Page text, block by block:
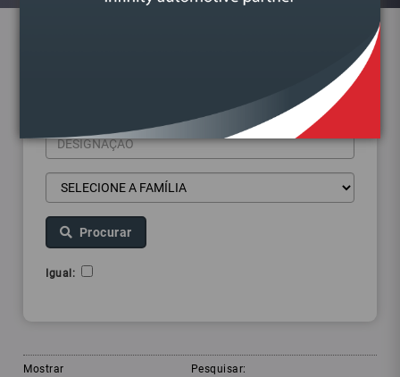
Procurar
Igual:
Mostrar Pesquisar: